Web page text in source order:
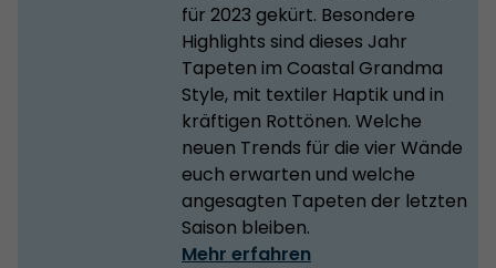
für 2023 gekürt. Besondere
Highlights sind dieses Jahr
Tapeten im Coastal Grandma
Style, mit textiler Haptik und in
kräftigen Rottönen. Welche
neuen Trends für die vier Wände
euch erwarten und welche
angesagten Tapeten der letzten
Saison bleiben.
Mehr erfahren